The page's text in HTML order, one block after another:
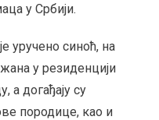
у Србији.
уручено синоћ, на
у резиденцији
а догађају су
породице, као и